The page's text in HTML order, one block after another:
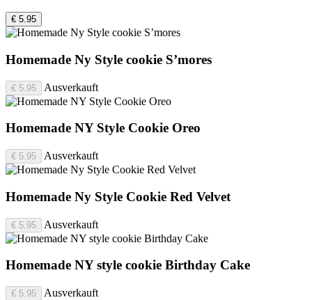
€ 5.95
Homemade Ny Style cookie S’mores
€ 5.95 Ausverkauft
Homemade NY Style Cookie Oreo
€ 5.95 Ausverkauft
Homemade Ny Style Cookie Red Velvet
€ 5.95 Ausverkauft
Homemade NY style cookie Birthday Cake
€ 5.95 Ausverkauft